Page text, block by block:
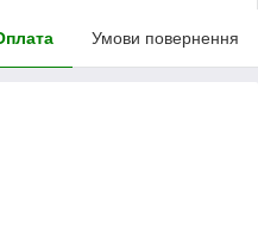
Умови повернення